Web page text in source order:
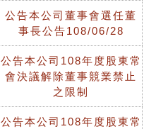
公告本公司董事會選任董
事長公告108/06/28
公告本公司108年度股東常
會決議解除董事競業禁止
之限制
公告本公司108年度股東常